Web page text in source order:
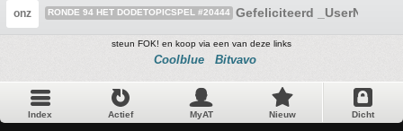
onz RONDE 94 HET DODETOPICSPEL #20444 Gefeliciteerd _UserName_
steun FOK! en koop via een van deze links
Coolblue Bitvavo
Index Actief MyAT Nieuw Dicht